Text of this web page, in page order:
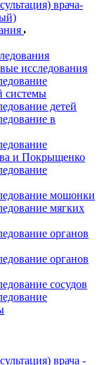
врача-
исследования
системы
детей
в
и Покрыщенко
мошонки
мягких
органов
органов
сосудов
врача -